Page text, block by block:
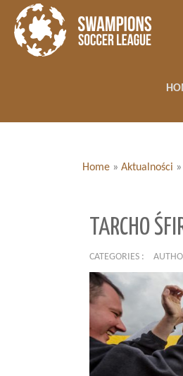
Home » Aktualności »
TARCHO
CATEGORIES :